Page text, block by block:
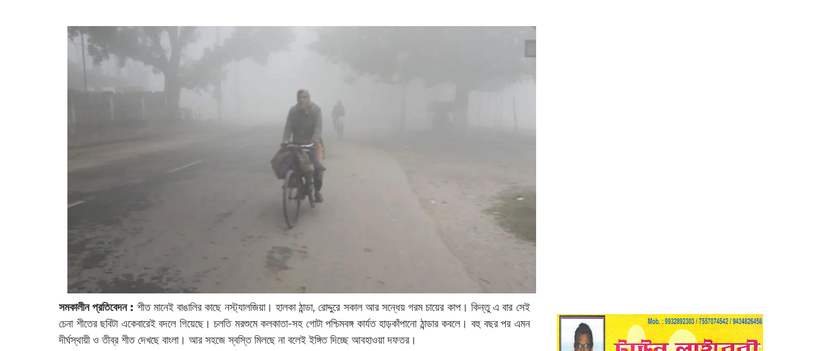
সমকালীন প্রতিবেদন : শীত মানেই বাঙালির কাছে নস্ট্যালজিয়া‌। হালকা ঠান্ডা, রোদ্দুরে সকাল আর সন্ধেয় গরম চায়ের কাপ। কিন্তু এ বার সেই
চেনা শীতের ছবিটা একেবারেই বদলে গিয়েছে। চলতি মরশুমে কলকাতা-সহ গোটা পশ্চিমবঙ্গ কার্যত হাড়কাঁপানো ঠান্ডার কবলে। বহু বছর পর এমন
দীর্ঘস্থায়ী ও তীব্র শীত দেখছে বাংলা। আর সহজে স্বস্তি মিলছে না বলেই ইঙ্গিত দিচ্ছে আবহাওয়া দফতর।